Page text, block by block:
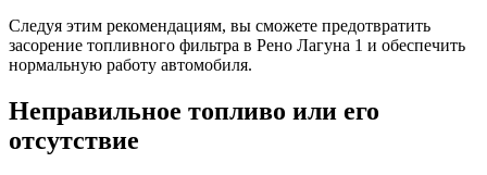
Следуя этим рекомендациям, вы сможете предотвратить
засорение топливного фильтра в Рено Лагуна 1 и обеспечить
нормальную работу автомобиля.
Неправильное топливо или его
отсутствие